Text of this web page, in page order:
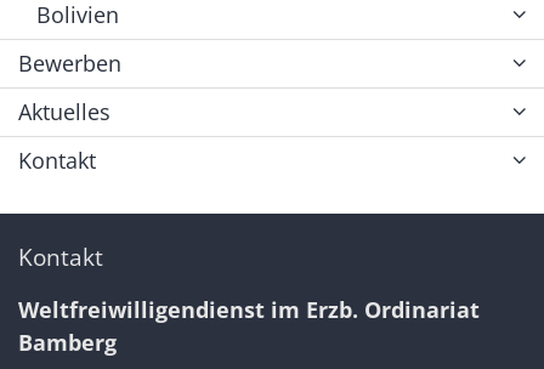
Bolivien
Bewerben
Aktuelles
Kontakt
Kontakt
Weltfreiwilligendienst im Erzb. Ordinariat
Bamberg